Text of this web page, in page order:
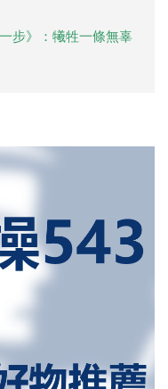
步》：犧牲一條無辜